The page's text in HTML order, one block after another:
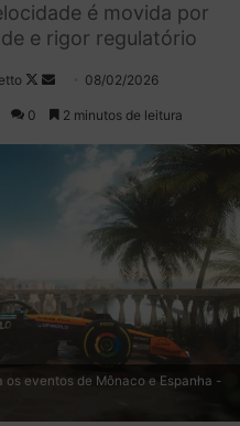
é movida por
e rigor regulatório
Follow
on
Mande
um
08/02/2026
0 2 minutos de leitura
eventos de Mônaco e Espanha -